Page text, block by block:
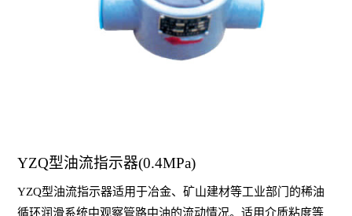
YZQ型油流指示器(0.4MPa)
YZQ型油流指示器适用于冶金、矿山建材等工业部门的稀油
循环润滑系统中观察管路中油的流动情况。适用介质粘度等